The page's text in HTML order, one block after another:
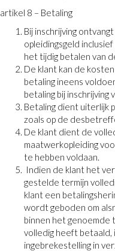
artikel 8 – Betaling
Bij inschrijving
opleidingsgeld
het tijdig betalen van
De klant kan de
betaling ineens
betaling bij inschrijving
Betaling dient uiterlijk
zoals op de
De klant dient de
maatwerkopleiding
te hebben voldaan.
Indien de klant het
gestelde termijn
klant een
wordt geboden om
binnen het genoemde
volledig heeft betaald,
ingebrekestelling in